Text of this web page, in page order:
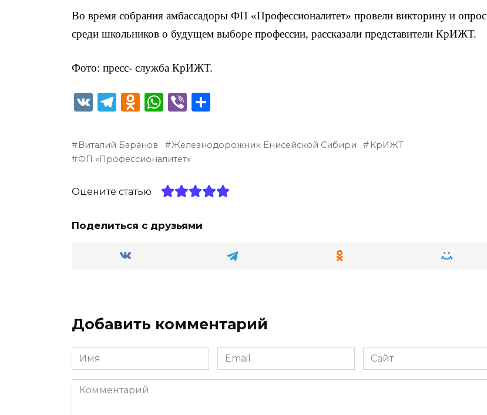
Во время собрания амбассадоры ФП «Профессионалитет» провели викторину и опрос
среди школьников о будущем выборе профессии, рассказали представители КрИЖТ.
Фото: пресс- служба КрИЖТ.
V
T
e
g
m
O
n
o
a
ni
W
a
ts
p
Vi
er п
в
Виталий Баранов Железнодорожник Енисейской Сибири
КрИЖТ
ФП «Профессионалитет»
Оцените статью
Поделиться с друзьями
Добавить комментарий
Имя Email Сайт
Комментарий